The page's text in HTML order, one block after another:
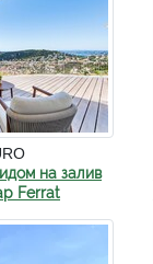
на залив
Ferrat